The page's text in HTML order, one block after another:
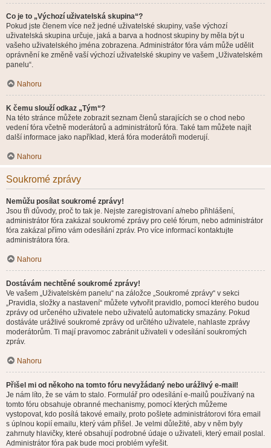
Co je to „Výchozí uživatelská skupina“?
Pokud jste členem více než jedné uživatelské skupiny, vaše výchozí
uživatelská skupina určuje, jaká a barva a hodnost skupiny by měla být u
vašeho uživatelského jména zobrazena. Administrátor fóra vám může udělit
oprávnění ke změně vaší výchozí uživatelské skupiny ve vašem „Uživatelském
panelu“.
Nahoru
K čemu slouží odkaz „Tým“?
Na této stránce můžete zobrazit seznam členů starajících se o chod nebo
vedení fóra včetně moderátorů a administrátorů fóra. Také tam můžete najít
další informace jako například, která fóra moderátoři moderují.
Nahoru
Soukromé zprávy
Nemůžu posílat soukromé zprávy!
Jsou tři důvody, proč to tak je. Nejste zaregistrovaní a/nebo přihlášení,
administrátor fóra zakázal soukromé zprávy pro celé fórum, nebo administrátor
fóra zakázal přímo vám odesílání zpráv. Pro více informací kontaktujte
administrátora fóra.
Nahoru
Dostávám nechtěné soukromé zprávy!
Ve vašem „Uživatelském panelu“ na záložce „Soukromé zprávy“ v sekci
„Pravidla, složky a nastavení“ můžete vytvořit pravidlo, pomocí kterého budou
zprávy od určeného uživatele nebo uživatelů automaticky smazány. Pokud
dostáváte urážlivé soukromé zprávy od určitého uživatele, nahlaste zprávy
moderátorům. Ti mají pravomoc zabránit uživateli v odesílání soukromých
zpráv.
Nahoru
Přišel mi od někoho na tomto fóru nevyžádaný nebo urážlivý e-mail!
Je nám líto, že se vám to stalo. Formulář pro odesílání e-mailů používaný na
tomto fóru obsahuje obranné mechanismy, pomocí kterých můžeme
vystopovat, kdo posílá takové emaily, proto pošlete administrátorovi fóra email
s úplnou kopií emailu, který vám přišel. Je velmi důležité, aby v něm byly
zahrnuty hlavičky, které obsahují podrobné údaje o uživateli, který email poslal.
Administrátor fóra pak bude moci problém vyřešit.